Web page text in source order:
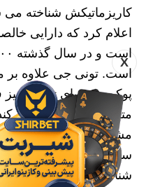
X
کاریزماتیکش شناخته
است. تونی جی علاوه بر
پوکر، در دنیای تجارت
متعددی را مدیریت می‌
مشهور شبکه‌ های اجتماعی
سبک زندگی لوکس و
شناخته می‌ شود. اگرچه